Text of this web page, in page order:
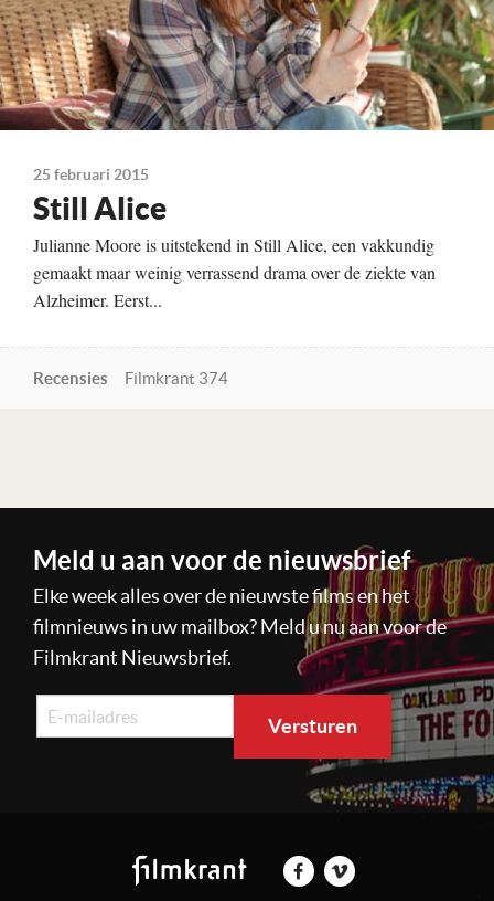
Kleur, 99 minuten
Distributie
September Film
vanaf 12 maart
25 februari 2015
Still Alice
Julianne Moore is uitstekend in Still Alice, een vakkundig
gemaakt maar weinig verrassend drama over de ziekte van
Alzheimer. Eerst...
Recensies Filmkrant 374
Meld u aan voor de nieuwsbrief
Elke week alles over de nieuwste films en het
filmnieuws in uw mailbox? Meld u nu aan voor de
Filmkrant Nieuwsbrief.